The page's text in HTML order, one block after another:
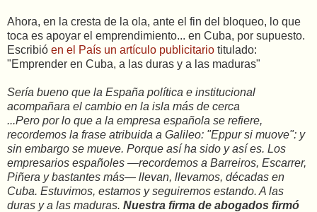
Ahora, en la cresta de la ola, ante el fin del bloqueo, lo que
toca es apoyar el emprendimiento... en Cuba, por supuesto.
Escribió en el País un artículo publicitario titulado:
"Emprender en Cuba, a las duras y a las maduras"
Sería bueno que la España política e institucional
acompañara el cambio en la isla más de cerca
...Pero por lo que a la empresa española se refiere,
recordemos la frase atribuida a Galileo: "Eppur si muove": y
sin embargo se mueve. Porque así ha sido y así es. Los
empresarios españoles —recordemos a Barreiros, Escarrer,
Piñera y bastantes más— llevan, llevamos, décadas en
Cuba. Estuvimos, estamos y seguiremos estando. A las
duras y a las maduras. Nuestra firma de abogados firmó